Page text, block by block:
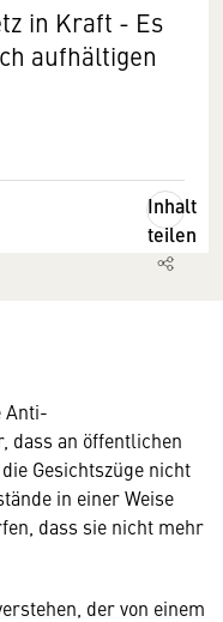
in Kraft - Es
aufhältigen
Inhalt
teilen
Anti-
dass an öffentlichen
Gesichtszüge nicht
in einer Weise
dass sie nicht mehr
der von einem